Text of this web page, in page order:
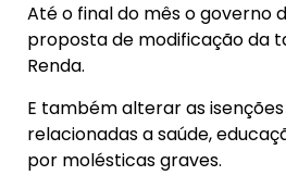
Até o final do mês o governo
proposta de modificação da
Renda.
E também alterar as
relacionadas a saúde,
por molésticas graves.